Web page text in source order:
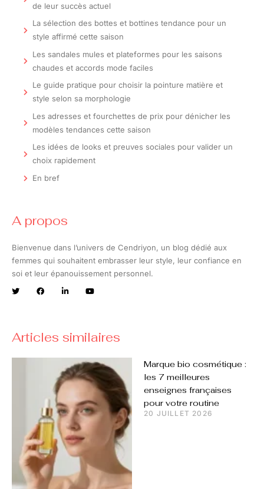
de leur succès actuel
La sélection des bottes et bottines tendance pour un
style affirmé cette saison
Les sandales mules et plateformes pour les saisons
chaudes et accords mode faciles
Le guide pratique pour choisir la pointure matière et
style selon sa morphologie
Les adresses et fourchettes de prix pour dénicher les
modèles tendances cette saison
Les idées de looks et preuves sociales pour valider un
choix rapidement
En bref
A propos
Bienvenue dans l’univers de Cendriyon, un blog dédié aux
femmes qui souhaitent embrasser leur style, leur confiance en
soi et leur épanouissement personnel.
Articles similaires
Marque bio cosmétique :
les 7 meilleures
enseignes françaises
pour votre routine
20 JUILLET 2026